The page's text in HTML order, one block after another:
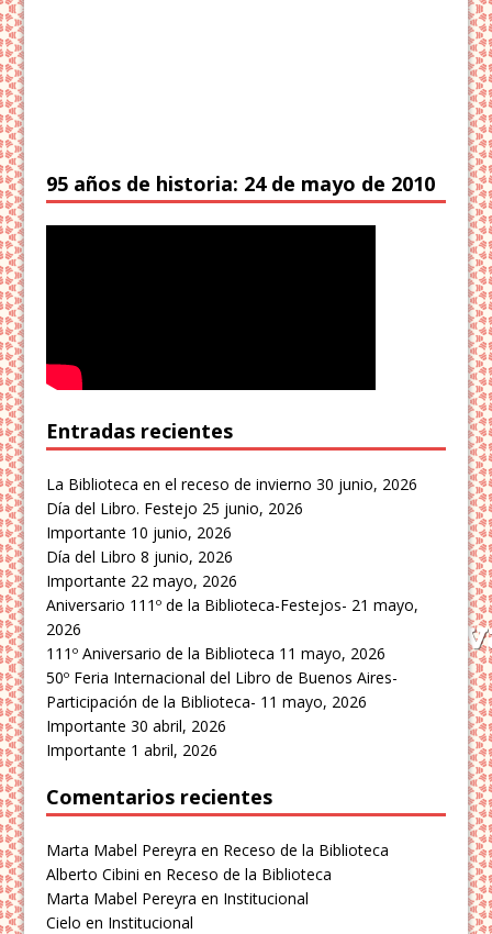
95 años de historia: 24 de mayo de 2010
Entradas recientes
La Biblioteca en el receso de invierno 30 junio, 2026
Día del Libro. Festejo 25 junio, 2026
Importante 10 junio, 2026
Día del Libro 8 junio, 2026
Importante 22 mayo, 2026
Aniversario 111º de la Biblioteca-Festejos- 21 mayo,
2026
111º Aniversario de la Biblioteca 11 mayo, 2026
50º Feria Internacional del Libro de Buenos Aires-
Participación de la Biblioteca- 11 mayo, 2026
Importante 30 abril, 2026
Importante 1 abril, 2026
Comentarios recientes
Marta Mabel Pereyra en Receso de la Biblioteca
Alberto Cibini en Receso de la Biblioteca
Marta Mabel Pereyra en Institucional
Cielo en Institucional